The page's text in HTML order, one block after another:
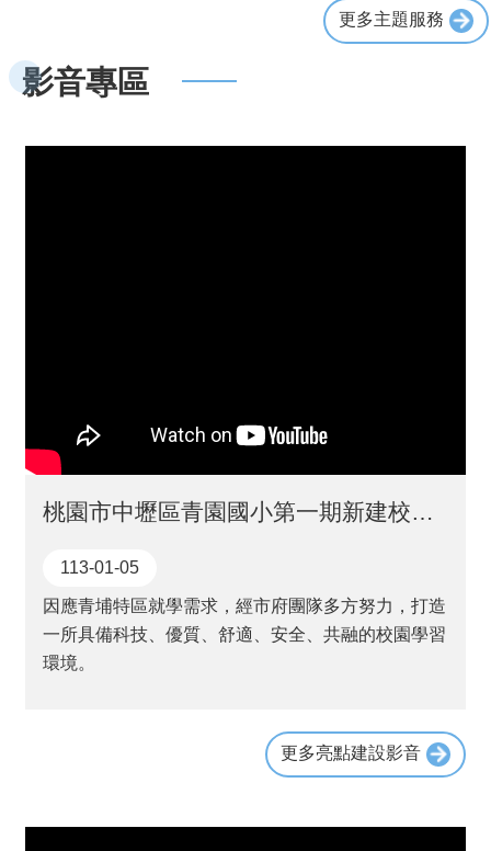
更多主題服務
影音專區
桃園市中壢區青園國小第一期新建校舍工程
113-01-05
因應青埔特區就學需求，經市府團隊多方努力，打造
一所具備科技、優質、舒適、安全、共融的校園學習
環境。
更多亮點建設影音